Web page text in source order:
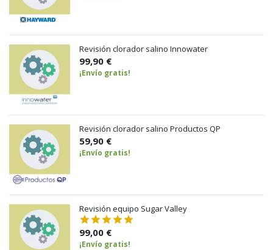
Revisión clorador salino Innowater
99,90 €
¡Envío gratis!
Revisión clorador salino Productos QP
59,90 €
¡Envío gratis!
Revisión equipo Sugar Valley
99,00 €
¡Envío gratis!